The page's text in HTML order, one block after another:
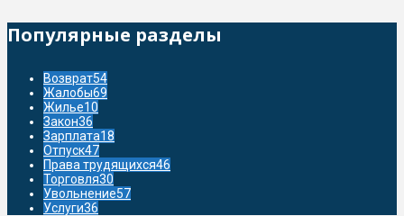
Популярные разделы
Возврат54
Жалобы69
Жилье10
Закон36
Зарплата18
Отпуск47
Права трудящихся46
Торговля30
Увольнение57
Услуги36